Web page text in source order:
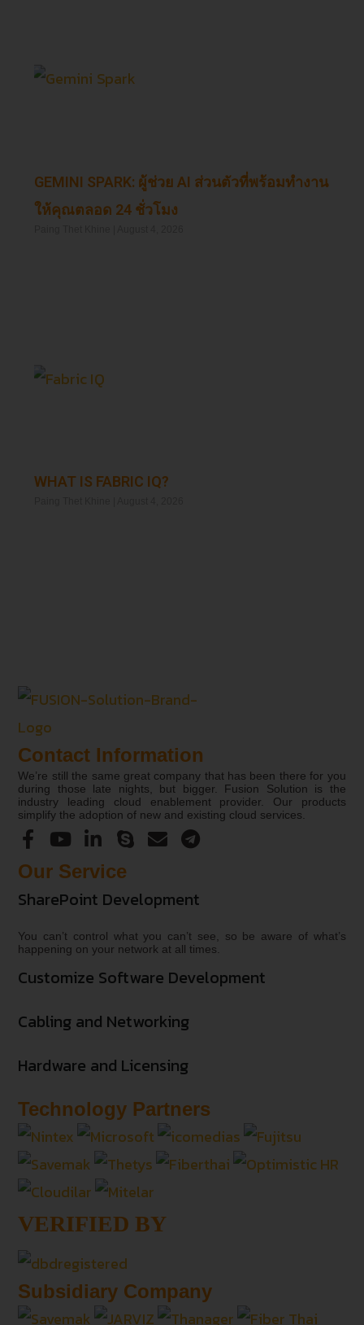
GEMINI SPARK: ผู้ช่วย AI ส่วนตัวที่พร้อมทำงาน
ให้คุณตลอด 24 ชั่วโมง
WHAT IS FABRIC IQ?
Contact Information
We’re still the same great company that has been there for you
during those late nights, but bigger. Fusion Solution is the
industry leading cloud enablement provider. Our products
simplify the adoption of new and existing cloud services.
Our Service
SharePoint Development
You can’t control what you can’t see, so be aware of what’s
happening on your network at all times.
Customize Software Development
Cabling and Networking
Hardware and Licensing
Technology Partners
VERIFIED BY
Subsidiary Company